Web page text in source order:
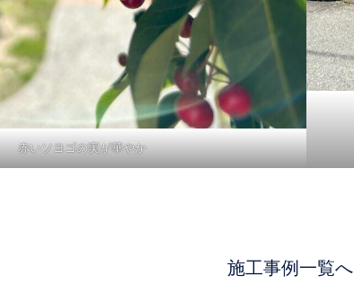
赤いソヨゴの実が華やか
施工事例一覧へ